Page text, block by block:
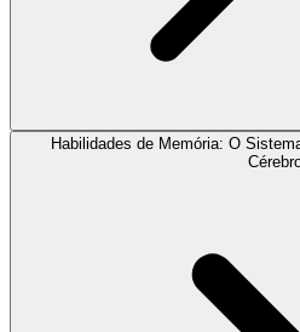
Habilidades de Memória: O